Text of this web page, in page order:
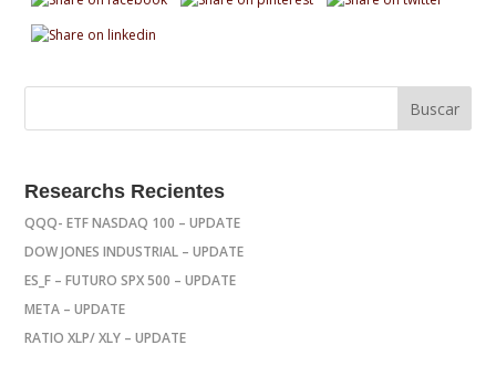
Researchs Recientes
QQQ- ETF NASDAQ 100 – UPDATE
DOW JONES INDUSTRIAL – UPDATE
ES_F – FUTURO SPX 500 – UPDATE
META – UPDATE
RATIO XLP/ XLY – UPDATE